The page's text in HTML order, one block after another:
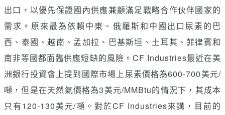
出口，以優先保證國內供應兼顧滿足戰略合作伙伴國家的
需求。原來最為依賴中東、俄羅斯和中國出口尿素的巴
西、泰國、越南、孟加拉、巴基斯坦、土耳其、菲律賓和
南非等國都面臨供應短缺的風險。CF Industries最近在美
洲銀行投資會上提到國際市場上尿素價格為600-700美元/
噸，但是在天然氣價格為3美元/MMBtu的情況下，其成本
只有120-130美元/噸。對於CF Industries來講，目前的